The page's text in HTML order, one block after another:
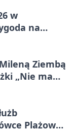
w
na
Ziembą
„Nie mam
Plażowej